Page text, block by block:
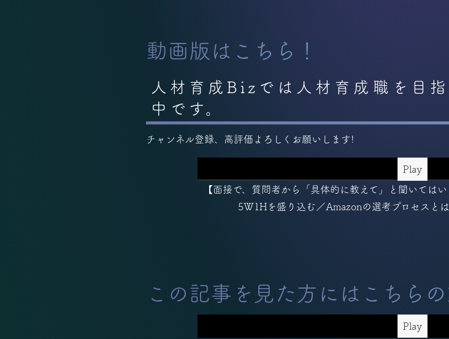
動画版はこちら！
人材育成Bizでは人材育成職を目
中です。
チャンネル登録、高評価よろしくお願いします!
Play
【面接で、質問者から「具体的に教えて」と聞いては
5W1Hを盛り込む／Amazonの選考プロセスと
この記事を見た方にはこちら
Play